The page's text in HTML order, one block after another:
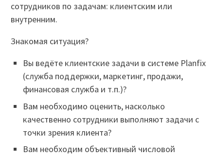
сотрудников по задачам: клиентским или
внутренним.
Знакомая ситуация?
Вы ведёте клиентские задачи в системе Planfix
(служба поддержки, маркетинг, продажи,
финансовая служба и т.п.)?
Вам необходимо оценить, насколько
качественно сотрудники выполняют задачи с
точки зрения клиента?
Вам необходим объективный числовой